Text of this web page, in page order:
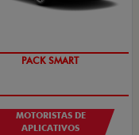
PACK SMART
MOTORISTAS DE
APLICATIVOS